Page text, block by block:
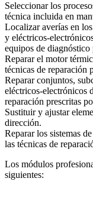
Seleccionar los
técnica incluida en
Localizar averías en
y eléctricos-
equipos de diagnóstico
Reparar el motor
técnicas de reparación
Reparar conjuntos,
eléctricos-electrónicos
reparación prescritas
Sustituir y ajustar
dirección.
Reparar los sistemas
las técnicas de
Los módulos
siguientes: